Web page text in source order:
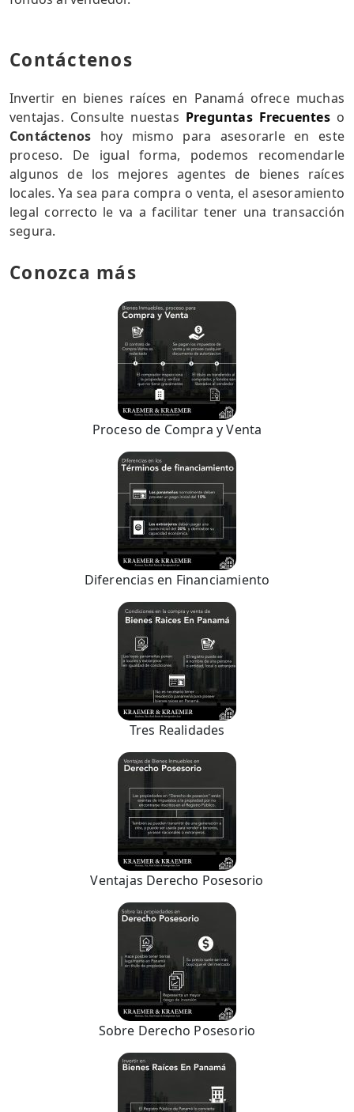
Contáctenos
Invertir en bienes raíces en Panamá ofrece muchas
ventajas. Consulte nuestas Preguntas Frecuentes o
Contáctenos hoy mismo para asesorarle en este
proceso. De igual forma, podemos recomendarle
algunos de los mejores agentes de bienes raíces
locales. Ya sea para compra o venta, el asesoramiento
legal correcto le va a facilitar tener una transacción
segura.
Conozca más
Proceso de Compra y Venta
Diferencias en Financiamiento
Tres Realidades
Ventajas Derecho Posesorio
Sobre Derecho Posesorio